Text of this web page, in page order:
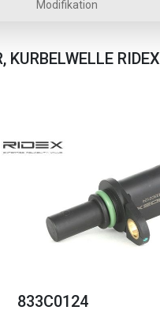
Modifikation
KURBELWELLE RIDEX
833C0124